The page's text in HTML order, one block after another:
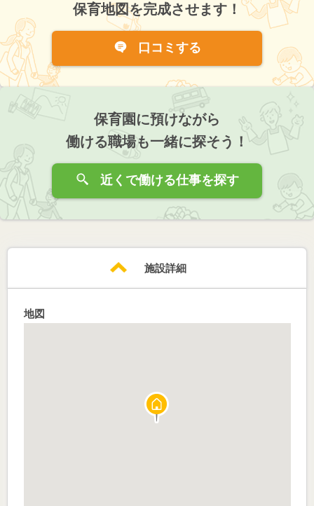
保育地図を完成させます！
口コミする
保育園に預けながら
働ける職場も一緒に探そう！
近くで働ける仕事を探す
施設詳細
地図